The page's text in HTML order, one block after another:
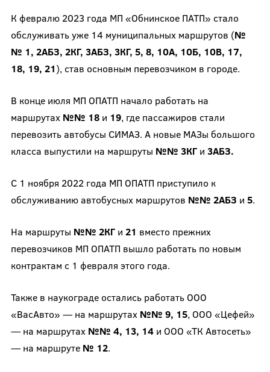
К февралю 2023 года МП «Обнинское ПАТП» стало
обслуживать уже 14 муниципальных маршрутов (№
№ 1, 2АБЗ, 2КГ, 3АБЗ, 3КГ, 5, 8, 10А, 10Б, 10В, 17,
18, 19, 21), став основным перевозчиком в городе.
В конце июля МП ОПАТП начало работать на
маршрутах №№ 18и 19, где пассажиров стали
перевозить автобусы СИМАЗ. А новые МАЗы большого
класса выпустили на маршруты №№ 3КГи 3АБЗ.
С 1 ноября 2022 года МП ОПАТП приступило к
обслуживанию автобусных маршрутов №№ 2АБЗ и 5.
На маршруты №№ 2КГи 21 вместо прежних
перевозчиков МП ОПАТП вышло работать по новым
контрактам с 1 февраля этого года.
Также в наукограде остались работать ООО
«ВасАвто» — на маршрутах №№ 9, 15, ООО «Цефей»
— на маршрутах №№ 4, 13, 14и ООО «ТК Автосеть»
— на маршруте № 12.